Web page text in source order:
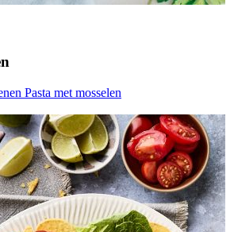
Pasta met mosselen